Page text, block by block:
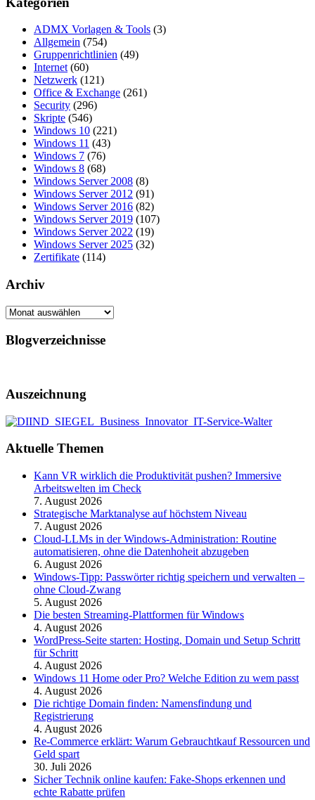
Beiträge
ADMX Vorlagen & Tools (3)
Allgemein (754)
Gruppenrichtlinien (49)
Internet (60)
Netzwerk (121)
Office & Exchange (261)
Security (296)
Skripte (546)
Windows 10 (221)
Windows 11 (43)
Windows 7 (76)
Windows 8 (68)
Windows Server 2008 (8)
Windows Server 2012 (91)
Windows Server 2016 (82)
Windows Server 2019 (107)
Windows Server 2022 (19)
Windows Server 2025 (32)
Zertifikate (114)
Archiv
Archiv
Blogverzeichnisse
Auszeichnung
Aktuelle Themen
Kann VR wirklich die Produktivität pushen? Immersive
Arbeitswelten im Check
7. August 2026
Strategische Marktanalyse auf höchstem Niveau
7. August 2026
Cloud-LLMs in der Windows-Administration: Routine
automatisieren, ohne die Datenhoheit abzugeben
6. August 2026
Windows-Tipp: Passwörter richtig speichern und verwalten –
ohne Cloud-Zwang
5. August 2026
Die besten Streaming-Plattformen für Windows
4. August 2026
WordPress-Seite starten: Hosting, Domain und Setup Schritt
für Schritt
4. August 2026
Windows 11 Home oder Pro? Welche Edition zu wem passt
4. August 2026
Die richtige Domain finden: Namensfindung und
Registrierung
4. August 2026
Re-Commerce erklärt: Warum Gebrauchtkauf Ressourcen und
Geld spart
30. Juli 2026
Sicher Technik online kaufen: Fake-Shops erkennen und
echte Rabatte prüfen